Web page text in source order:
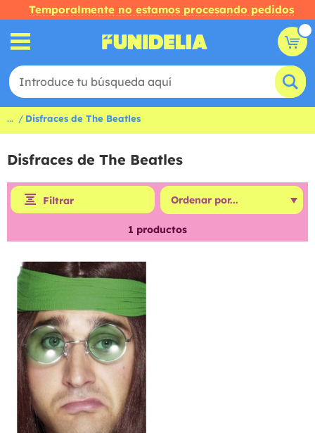
Temporalmente no estamos procesando pedidos
... Disfraces de The Beatles
Disfraces de The Beatles
Filtrar
1 productos